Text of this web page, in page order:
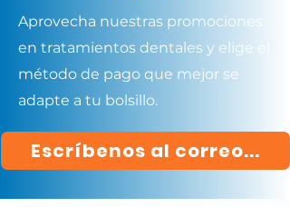
Aprovecha nuestras promociones
en tratamientos dentales y elige el
método de pago que mejor se
adapte a tu bolsillo.
Escríbenos al correo...